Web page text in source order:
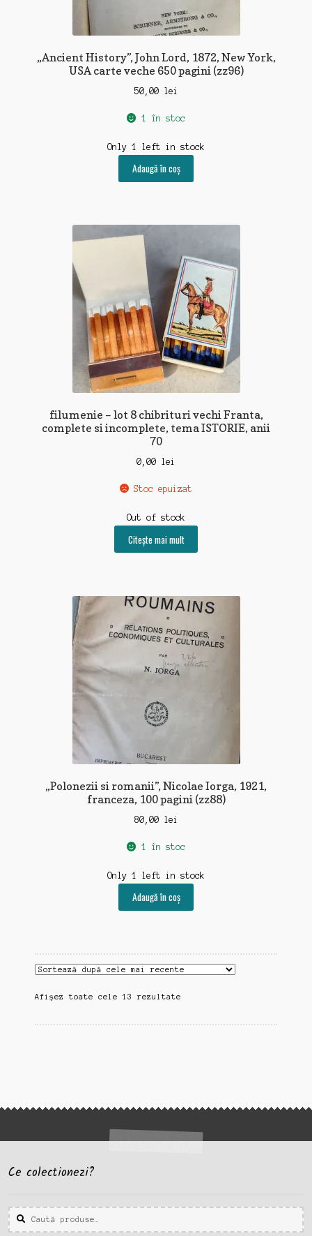
„Ancient History”, John Lord, 1872, New York,
USA carte veche 650 pagini (zz96)
50,00 lei
1 în stoc
Only 1 left in stock
Adaugă în coș
filumenie – lot 8 chibrituri vechi Franta,
complete si incomplete, tema ISTORIE, anii
70
0,00 lei
Stoc epuizat
Out of stock
Citește mai mult
„Polonezii si romanii”, Nicolae Iorga, 1921,
franceza, 100 pagini (zz88)
80,00 lei
1 în stoc
Only 1 left in stock
Adaugă în coș
Afișez toate cele 13 rezultateSortat
cele
Ce colectionezi?
Caută
după:
Caută